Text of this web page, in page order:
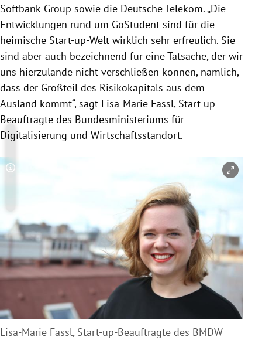
Softbank-Group sowie die Deutsche Telekom. „Die
Entwicklungen rund um GoStudent sind für die
heimische Start-up-Welt wirklich sehr erfreulich. Sie
sind aber auch bezeichnend für eine Tatsache, der wir
uns hierzulande nicht verschließen können, nämlich,
dass der Großteil des Risikokapitals aus dem
Ausland kommt“, sagt Lisa-Marie Fassl, Start-up-
Beauftragte des Bundesministeriums für
Digitalisierung und Wirtschaftsstandort.
Copyright-Hinweis öffnen/schließen
Lisa-Marie Fassl, Start-up-Beauftragte des BMDW